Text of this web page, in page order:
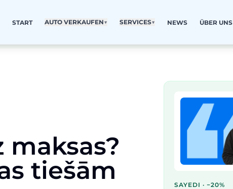
START AUTO VERKAUFEN▼ SERVICES▼ NEWS ÜBER UNS
maksas?
tiešām
SAYEDI · −20%